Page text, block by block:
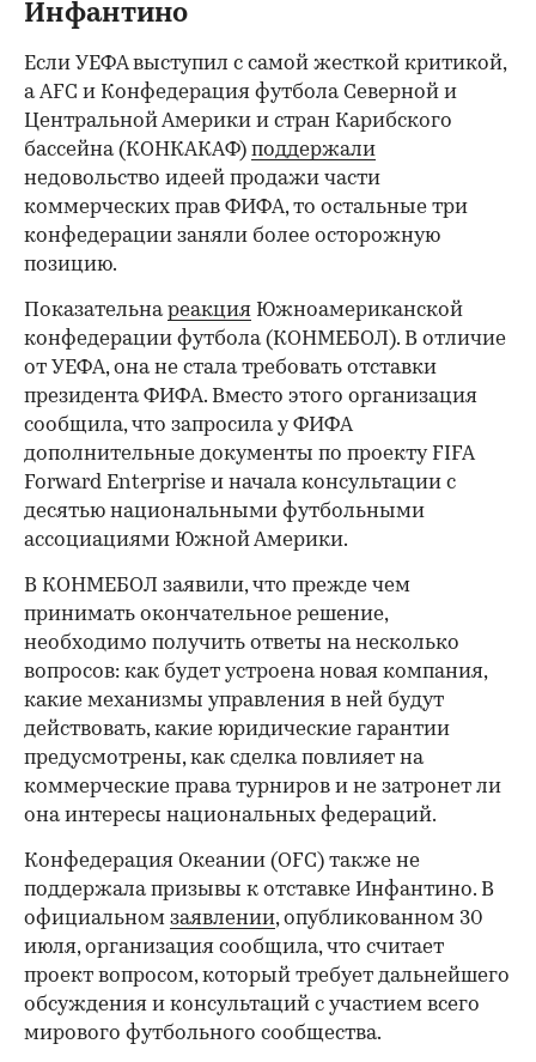
Инфантино
Если УЕФА выступил с самой жесткой критикой,
а AFC и Конфедерация футбола Северной и
Центральной Америки и стран Карибского
бассейна (КОНКАКАФ) поддержали
недовольство идеей продажи части
коммерческих прав ФИФА, то остальные три
конфедерации заняли более осторожную
позицию.
Показательнареакция Южноамериканской
конфедерации футбола (КОНМЕБОЛ). В отличие
от УЕФА, она не стала требовать отставки
президента ФИФА. Вместо этого организация
сообщила, что запросила у ФИФА
дополнительные документы по проекту FIFA
Forward Enterprise и начала консультации с
десятью национальными футбольными
ассоциациями Южной Америки.
В КОНМЕБОЛ заявили, что прежде чем
принимать окончательное решение,
необходимо получить ответы на несколько
вопросов: как будет устроена новая компания,
какие механизмы управления в ней будут
действовать, какие юридические гарантии
предусмотрены, как сделка повлияет на
коммерческие права турниров и не затронет ли
она интересы национальных федераций.
Конфедерация Океании (OFC) также не
поддержала призывы к отставке Инфантино. В
официальном заявлении, опубликованном 30
июля, организация сообщила, что считает
проект вопросом, который требует дальнейшего
обсуждения и консультаций с участием всего
мирового футбольного сообщества.